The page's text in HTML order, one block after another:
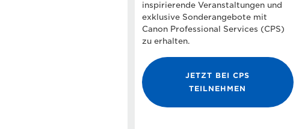
inspirierende Veranstaltungen und
exklusive Sonderangebote mit
Canon Professional Services (CPS)
zu erhalten.
JETZT BEI CPS
TEILNEHMEN